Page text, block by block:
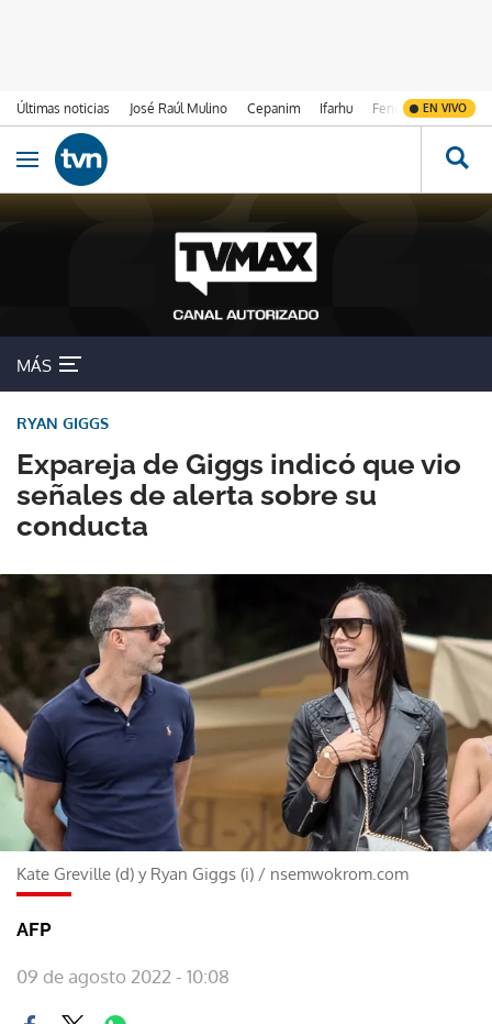
Últimas noticias José Raúl Mulino Cepanim Ifarhu Fenómeno de El
EN VIVO
Ir al contenido
Obrir navegació
MÁS
Expareja de Giggs indicó que vio
señales de alerta sobre su
conducta
RYAN GIGGS
Kate Greville (d) y Ryan Giggs (i) / nsemwokrom.com
AFP
09 de agosto 2022 - 10:08